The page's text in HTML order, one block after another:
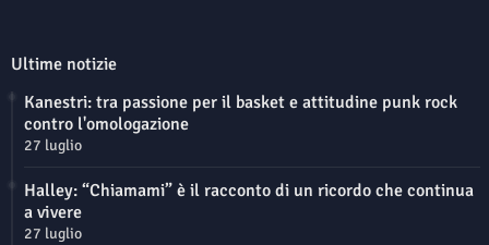
Ultime notizie
Kanestri: tra passione per il basket e attitudine punk rock
contro l'omologazione
27 luglio
Halley: “Chiamami” è il racconto di un ricordo che continua
a vivere
27 luglio